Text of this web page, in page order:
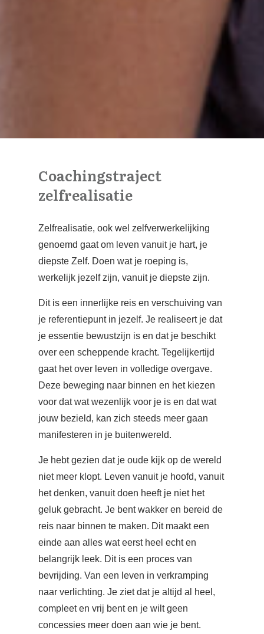
Coachingstraject
zelfrealisatie
Zelfrealisatie, ook wel zelfverwerkelijking
genoemd gaat om leven vanuit je hart, je
diepste Zelf. Doen wat je roeping is,
werkelijk jezelf zijn, vanuit je diepste zijn.
Dit is een innerlijke reis en verschuiving van
je referentiepunt in jezelf. Je realiseert je dat
je essentie bewustzijn is en dat je beschikt
over een scheppende kracht. Tegelijkertijd
gaat het over leven in volledige overgave.
Deze beweging naar binnen en het kiezen
voor dat wat wezenlijk voor je is en dat wat
jouw bezield, kan zich steeds meer gaan
manifesteren in je buitenwereld.
Je hebt gezien dat je oude kijk op de wereld
niet meer klopt. Leven vanuit je hoofd, vanuit
het denken, vanuit doen heeft je niet het
geluk gebracht. Je bent wakker en bereid de
reis naar binnen te maken. Dit maakt een
einde aan alles wat eerst heel echt en
belangrijk leek. Dit is een proces van
bevrijding. Van een leven in verkramping
naar verlichting. Je ziet dat je altijd al heel,
compleet en vrij bent en je wilt geen
concessies meer doen aan wie je bent.